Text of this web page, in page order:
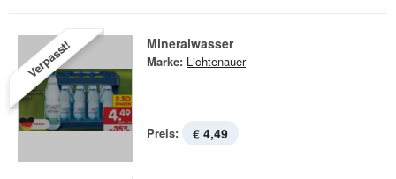
Verpasst! Mineralwasser
Marke: Lichtenauer
Preis: € 4,49